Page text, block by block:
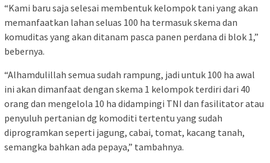
“Kami baru saja selesai membentuk kelompok tani yang akan
memanfaatkan lahan seluas 100 ha termasuk skema dan
komuditas yang akan ditanam pasca panen perdana di blok 1,”
bebernya.
“Alhamdulillah semua sudah rampung, jadi untuk 100 ha awal
ini akan dimanfaat dengan skema 1 kelompok terdiri dari 40
orang dan mengelola 10 ha didampingi TNI dan fasilitator atau
penyuluh pertanian dg komoditi tertentu yang sudah
diprogramkan seperti jagung, cabai, tomat, kacang tanah,
semangka bahkan ada pepaya,” tambahnya.